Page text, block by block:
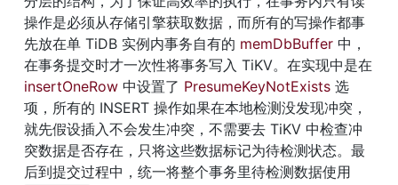
操作是必须从存储引擎获取数据，而所有的写操作都事
先放在单 TiDB 实例内事务自有的 memDbBuffer 中，
insertOneRow 中设置了 PresumeKeyNotExists 选
项，所有的 INSERT 操作如果在本地检测没发现冲突，
就先假设插入不会发生冲突，不需要去 TiKV 中检查冲
突数据是否存在，只将这些数据标记为待检测状态。最